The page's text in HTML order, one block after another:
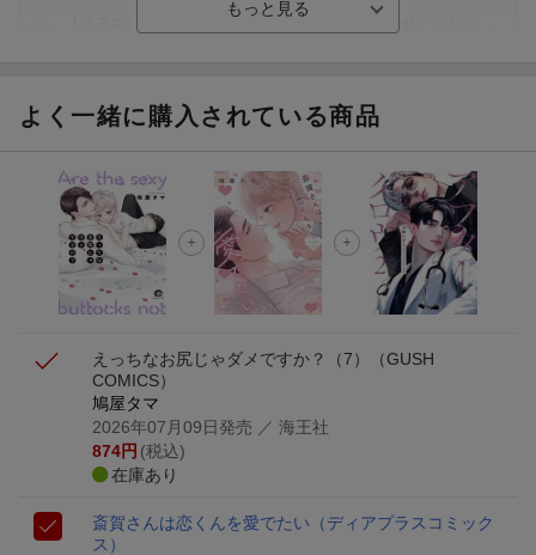
ト山分け
エントリー＆3,000円以上購入で無料データSIM（3GB/月プ
ラン）が当たる！
楽天モバイル紹介キャンペーンの拡散で300円OFFクーポン
進呈
よく一緒に購入されている商品
えっちなお尻じゃダメですか？（7）
（GUSH
COMICS）
鳩屋タマ
2026年07月09日発売 ／ 海王社
874円 (税込)
在庫あり
斎賀さんは恋くんを愛でたい （ディアプラスコミック
ス）